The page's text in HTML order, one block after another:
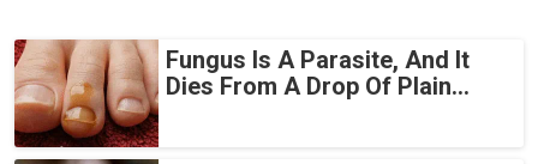
Fungus Is A Parasite, And It
Dies From A Drop Of Plain...